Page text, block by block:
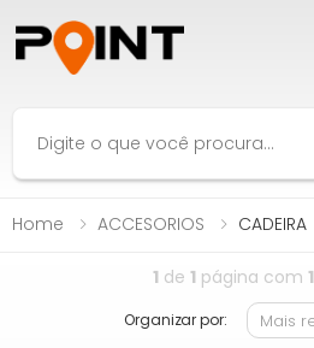
Home ACCESORIOS CADEIRA
1 de 1 página com 1
Organizar por: